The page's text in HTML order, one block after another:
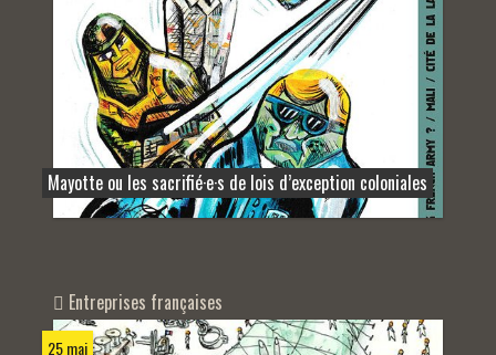
Mayotte ou les sacrifié·e·s de lois d’exception coloniales
Entreprises françaises
25 mai